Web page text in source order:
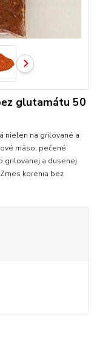
glutamátu 50
nielen na grilované a
mäso, pečené
grilovanej a dusenej
korenia bez